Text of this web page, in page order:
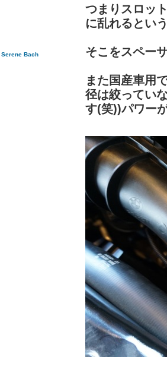
Serene Bach
つまりスロッ
に乱れるとい
そこをスペー
また国産車用
径は絞ってい
す(笑))パワー